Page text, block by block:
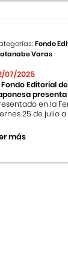
Fondo
Varas
07/2025
Fondo Editorial
en la
25 de julio a
más